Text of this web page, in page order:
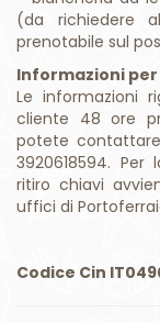
(da richiedere
prenotabile sul
Informazioni
Le informazioni
cliente 48 ore
potete
3920618594.
ritiro chiavi
uffici di
Codice Cin